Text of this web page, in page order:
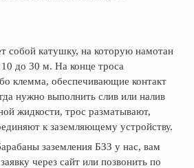
собой катушку, на которую намотан
до 30 м. На конце троса
клемма, обеспечивающие контакт
нужно выполнить слив или налив
жидкости, трос разматывают,
к заземляющему устройству.
заземления БЗЗ у нас, вам
через сайт или позвонить по